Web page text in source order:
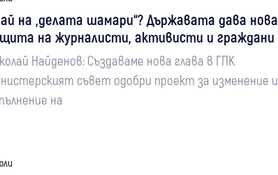
на „делата шамари“? Държавата дава нова
на журналисти, активисти и граждани
Найденов: Създаваме нова глава в ГПК
съвет одобри проект за изменение и
на